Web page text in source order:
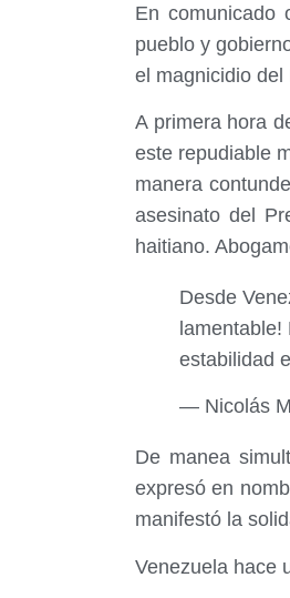
En comunicado
pueblo y
el magnicidio
A primera hora
este repudiable
manera
asesinato del
haitiano.
Desde
estabilidad
— Nicolás
De manea
expresó en
manifestó la
Venezuela hace